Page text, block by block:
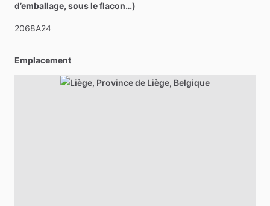
d’emballage, sous le flacon…)
2068A24
Emplacement